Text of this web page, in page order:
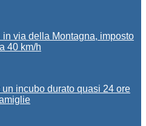
in via della Montagna, imposto
40 km/h
incubo durato quasi 24 ore